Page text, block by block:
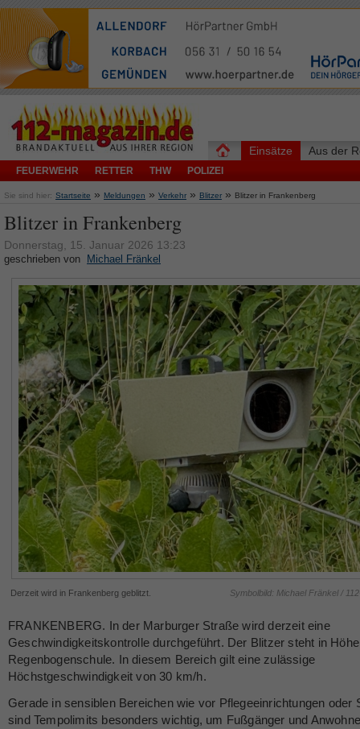
Einsätze
FEUERWEHR RETTER THW POLIZEI
Aus der
Sie sind hier: Startseite » Meldungen » Verkehr » Blitzer » Blitzer in Frankenberg
Blitzer in Frankenberg
Donnerstag, 15. Januar 2026 13:23
geschrieben von Michael Fränkel
Derzeit wird in Frankenberg geblitzt. Symbolbild: Michael Fränkel /
FRANKENBERG. In der Marburger Straße wird derzeit eine
Geschwindigkeitskontrolle durchgeführt. Der Blitzer steht in
Regenbogenschule. In diesem Bereich gilt eine zulässige
Höchstgeschwindigkeit von 30 km/h.
Gerade in sensiblen Bereichen wie vor Pflegeeinrichtungen oder
sind Tempolimits besonders wichtig, um Fußgänger und